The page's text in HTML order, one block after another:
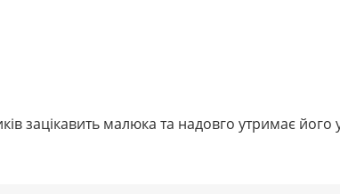
зацікавить малюка та надовго утримає його